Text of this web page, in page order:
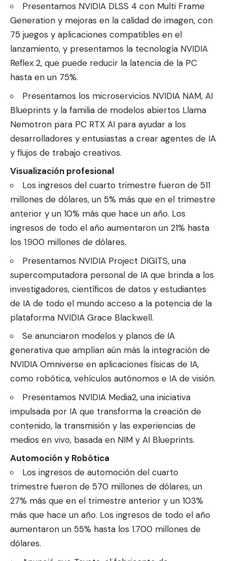
Presentamos NVIDIA DLSS 4 con Multi Frame
Generation y mejoras en la calidad de imagen, con
75 juegos y aplicaciones compatibles en el
lanzamiento, y presentamos la tecnología NVIDIA
Reflex 2, que puede reducir la latencia de la PC
hasta en un 75%.
Presentamos los microservicios NVIDIA NAM, AI
Blueprints y la familia de modelos abiertos Llama
Nemotron para PC RTX AI para ayudar a los
desarrolladores y entusiastas a crear agentes de IA
y flujos de trabajo creativos.
Visualización profesional
Los ingresos del cuarto trimestre fueron de 511
millones de dólares, un 5% más que en el trimestre
anterior y un 10% más que hace un año. Los
ingresos de todo el año aumentaron un 21% hasta
los 1.900 millones de dólares.
Presentamos NVIDIA Project DIGITS, una
supercomputadora personal de IA que brinda a los
investigadores, científicos de datos y estudiantes
de IA de todo el mundo acceso a la potencia de la
plataforma NVIDIA Grace Blackwell.
Se anunciaron modelos y planos de IA
generativa que amplían aún más la integración de
NVIDIA Omniverse en aplicaciones físicas de IA,
como robótica, vehículos autónomos e IA de visión.
Presentamos NVIDIA Media2, una iniciativa
impulsada por IA que transforma la creación de
contenido, la transmisión y las experiencias de
medios en vivo, basada en NIM y AI Blueprints.
Automoción y Robótica
Los ingresos de automoción del cuarto
trimestre fueron de 570 millones de dólares, un
27% más que en el trimestre anterior y un 103%
más que hace un año. Los ingresos de todo el año
aumentaron un 55% hasta los 1.700 millones de
dólares.